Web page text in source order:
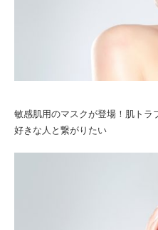
敏感肌用のマスクが登場！肌トラ
好きな人と繋がりたい